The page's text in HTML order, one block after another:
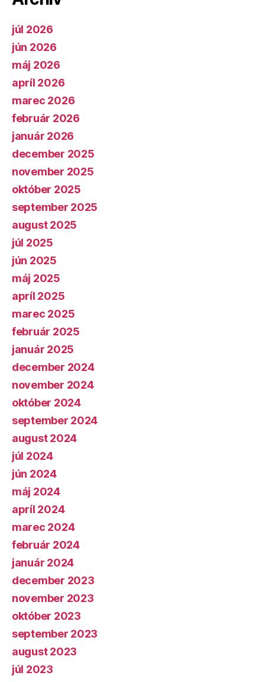
júl 2026
jún 2026
máj 2026
apríl 2026
marec 2026
február 2026
január 2026
december 2025
november 2025
október 2025
september 2025
august 2025
júl 2025
jún 2025
máj 2025
apríl 2025
marec 2025
február 2025
január 2025
december 2024
november 2024
október 2024
september 2024
august 2024
júl 2024
jún 2024
máj 2024
apríl 2024
marec 2024
február 2024
január 2024
december 2023
november 2023
október 2023
september 2023
august 2023
júl 2023